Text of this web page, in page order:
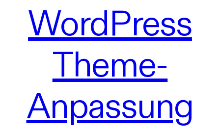
WordPress
Theme-
Anpassung